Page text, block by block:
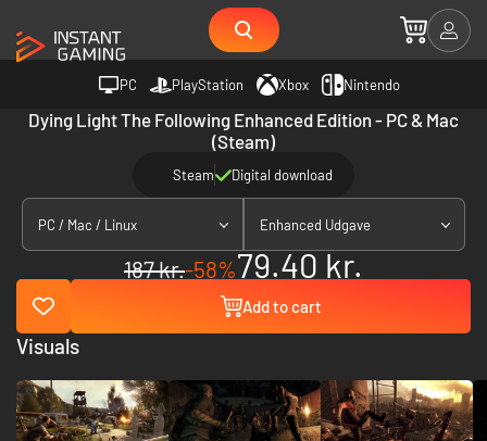
PC PlayStation Xbox Nintendo
Dying Light The Following Enhanced Edition - PC & Mac
(Steam)
Steam Digital download
PC / Mac / Linux Enhanced Udgave
187 kr.-58%79.40 kr.
Add to cart
Visuals